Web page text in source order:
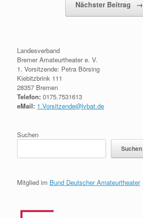
Nächster Beitrag →
Landesverband
Bremer Amateurtheater e. V.
1. Vorsitzende: Petra Börsing
Kiebitzbrink 111
28357 Bremen
Telefon: 0175.7531613
eMail: 1.Vorsitzende@lvbat.de
Suchen
Suchen
Mitglied im Bund Deutscher Amateurtheater